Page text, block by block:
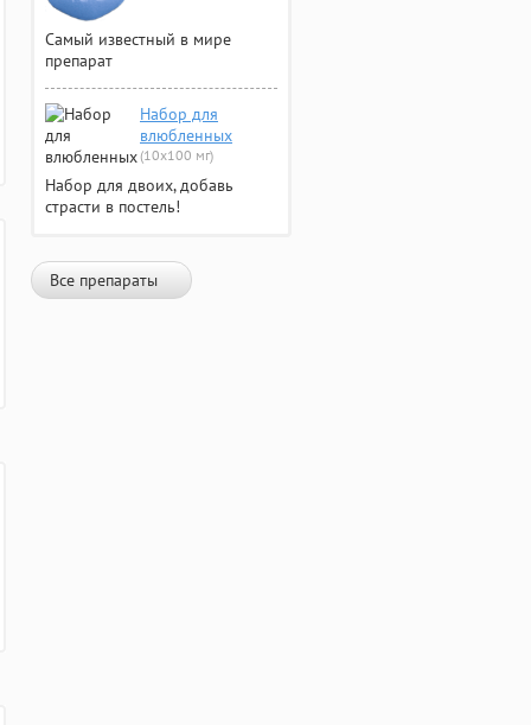
Самый известный в мире
препарат
Набор для
влюбленных
(10х100 мг)
Набор для двоих, добавь
страсти в постель!
Все препараты